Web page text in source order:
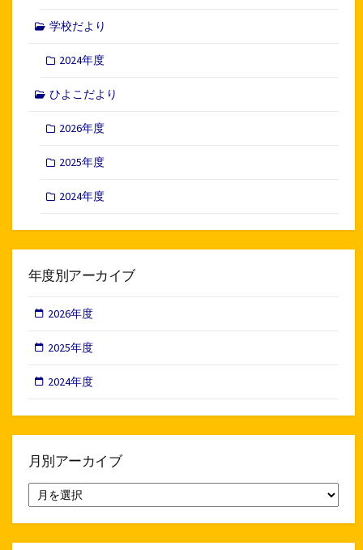
学校だより
2024年度
ひよこだより
2026年度
2025年度
2024年度
年度別アーカイブ
2026年度
2025年度
2024年度
月別アーカイブ
別
ア